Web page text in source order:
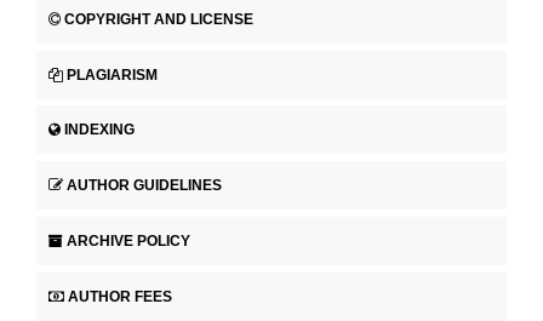
COPYRIGHT AND LICENSE
PLAGIARISM
INDEXING
AUTHOR GUIDELINES
ARCHIVE POLICY
AUTHOR FEES